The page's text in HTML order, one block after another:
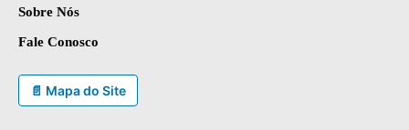
Sobre Nós
Fale Conosco
📄 Mapa do Site